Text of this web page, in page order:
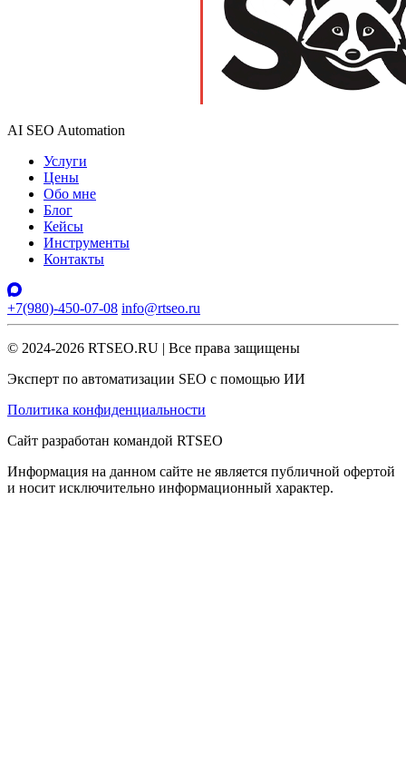
AI SEO Automation
Услуги
Цены
Обо мне
Блог
Кейсы
Инструменты
Контакты
+7(980)-450-07-08 info@rtseo.ru
© 2024-2026 RTSEO.RU | Все права защищены
Эксперт по автоматизации SEO с помощью ИИ
Политика конфиденциальности
Сайт разработан командой RTSEO
Информация на данном сайте не является публичной офертой
и носит исключительно информационный характер.